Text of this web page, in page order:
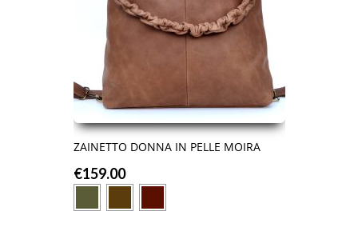
ZAINETTO DONNA IN PELLE MOIRA
€159.00